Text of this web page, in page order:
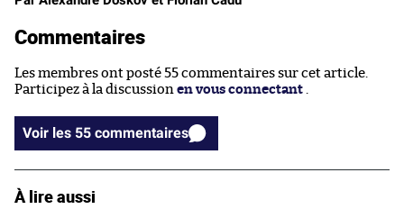
Commentaires
Les membres ont posté 55 commentaires sur cet article.
Participez à la discussion en vous connectant .
Voir les 55 commentaires
À lire aussi